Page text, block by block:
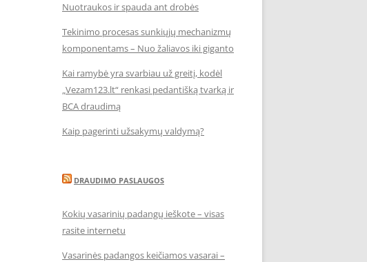
Nuotraukos ir spauda ant drobės
Tekinimo procesas sunkiųjų mechanizmų
komponentams – Nuo žaliavos iki giganto
Kai ramybė yra svarbiau už greitį, kodėl
„Vezam123.lt“ renkasi pedantišką tvarką ir
BCA draudimą
Kaip pagerinti užsakymų valdymą?
DRAUDIMO PASLAUGOS
Kokių vasarinių padangų ieškote – visas
rasite internetu
Vasarinės padangos keičiamos vasarai –